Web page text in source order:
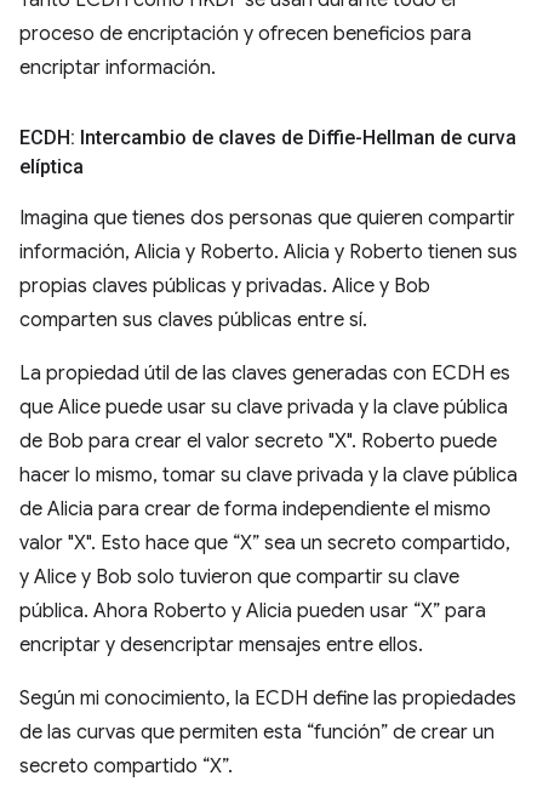
proceso de encriptación y ofrecen beneficios para
encriptar información.
ECDH: Intercambio de claves de Diffie-Hellman de curva
elíptica
Imagina que tienes dos personas que quieren compartir
información, Alicia y Roberto. Alicia y Roberto tienen sus
propias claves públicas y privadas. Alice y Bob
comparten sus claves públicas entre sí.
La propiedad útil de las claves generadas con ECDH es
que Alice puede usar su clave privada y la clave pública
de Bob para crear el valor secreto "X". Roberto puede
hacer lo mismo, tomar su clave privada y la clave pública
de Alicia para crear de forma independiente el mismo
valor "X". Esto hace que “X” sea un secreto compartido,
y Alice y Bob solo tuvieron que compartir su clave
pública. Ahora Roberto y Alicia pueden usar “X” para
encriptar y desencriptar mensajes entre ellos.
Según mi conocimiento, la ECDH define las propiedades
de las curvas que permiten esta “función” de crear un
secreto compartido “X”.